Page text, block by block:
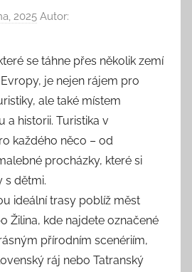
2025 Autor:
se táhne přes několik zemí
je nejen rájem pro
ale také místem
a historii. Turistika v
každého něco – od
procházky, které si
s dětmi.
ideální trasy poblíž měst
Žilina, kde najdete označené
přírodním scenériím,
ráj nebo Tatranský